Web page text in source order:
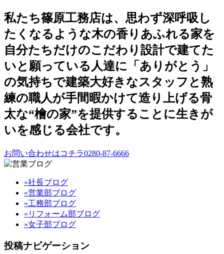
私たち篠原工務店は、思わず深呼吸し
たくなるような木の香りあふれる家を
自分たちだけのこだわり設計で建てた
いと願っている人達に「ありがとう」
の気持ちで建築大好きなスタッフと熟
練の職人が手間暇かけて造り上げる骨
太な“檜の家”を提供することに生きが
いを感じる会社です。
お問い合わせはコチラ0280-87-6666
»社長ブログ
»営業部ブログ
»工務部ブログ
»リフォーム部ブログ
»女子部ブログ
投稿ナビゲーション